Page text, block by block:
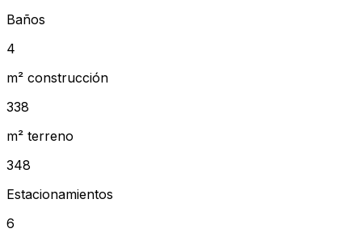
Baños
4
m² construcción
338
m² terreno
348
Estacionamientos
6